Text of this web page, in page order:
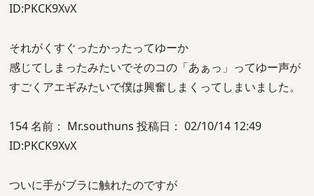
ID:PKCK9XvX
それがくすぐったかったってゆーか
感じてしまったみたいでそのコの「あぁっ」ってゆー声が
すごくアエギみたいで僕は興奮しまくってしまいました。
154 名前： Mr.southuns 投稿日： 02/10/14 12:49
ID:PKCK9XvX
ついに手がブラに触れたのですが